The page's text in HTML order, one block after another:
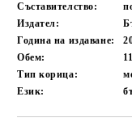
Съставителство:
Издател:
Година на издаване:
Обем:
Тип корица:
Език: